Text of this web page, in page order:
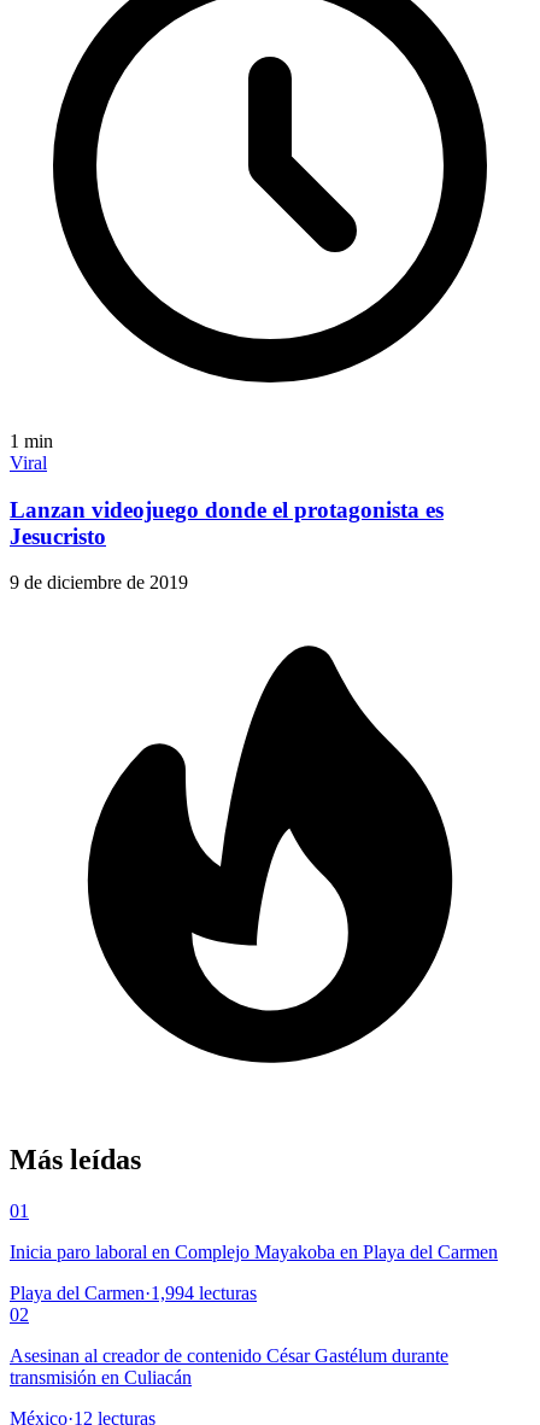
1 min
Viral
Lanzan videojuego donde el protagonista es
Jesucristo
9 de diciembre de 2019
Más leídas
01
Inicia paro laboral en Complejo Mayakoba en Playa del Carmen
Playa del Carmen·1,994 lecturas
02
Asesinan al creador de contenido César Gastélum durante
transmisión en Culiacán
México·12 lecturas